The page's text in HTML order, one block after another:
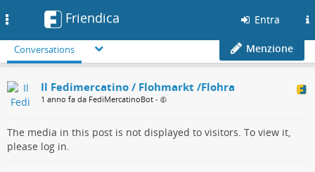
Friendica Entra
Conversations Menzione
Il Fedimercatino / Flohmarkt /Flohra
1 anno fa da FediMercatinoBot •
The media in this post is not displayed to visitors. To view it,
please log in.